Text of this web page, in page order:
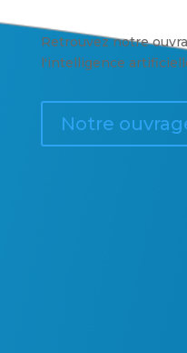
Retrouvez notre
l'intelligence
Notre